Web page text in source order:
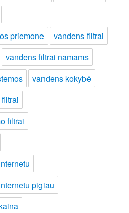
priemone
vandens filtrai
vandens filtrai namams
vandens kokybė
filtrai
pigiau